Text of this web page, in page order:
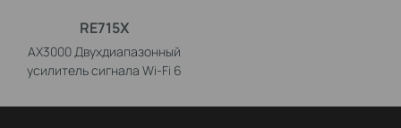
RE715X
AX3000 Двухдиапазонный
усилитель сигнала Wi-Fi 6